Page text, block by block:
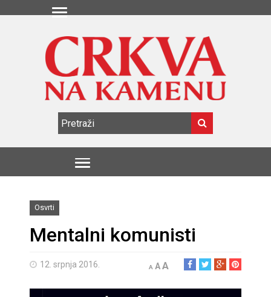
Osvrti
Mentalni komunisti
12. srpnja 2016. A AA